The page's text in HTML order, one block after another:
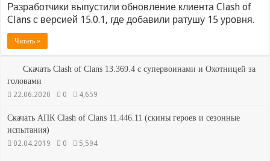
Разработчики выпустили обновление клиента Clash of
Clans с версией 15.0.1, где добавили ратушу 15 уровня.
Читать »
Скачать Clash of Clans 13.369.4 с супервоинами и Охотницей за
головами
22.06.2020 0 4,659
Скачать АПК Clash of Clans 11.446.11 (скины героев и сезонные
испытания)
02.04.2019 0 5,594